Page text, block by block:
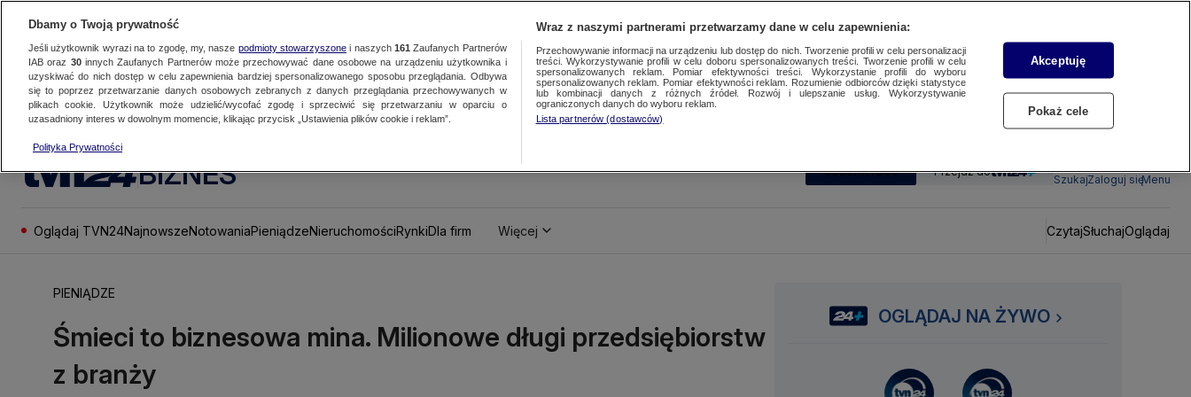
BIZNES SUBSKRYBUJ Przejdź do
SzukajZaloguj sięMenu
Oglądaj TVN24NajnowszeNotowaniaPieniądzeNieruchomościRynkiDla firm Więcej CzytajSłuchajOglądaj
PIENIĄDZE
Śmieci to biznesowa mina. Milionowe długi przedsiębiorstw
z branży
OGLĄDAJ NA ŻYWO
Dbamy o Twoją prywatność
Jeśli użytkownik wyrazi na to zgodę, my, nasze podmioty stowarzyszonei naszych 161 Zaufanych Partnerów
IAB oraz 30innych Zaufanych Partnerów może przechowywać dane osobowe na urządzeniu użytkownika i
uzyskiwać do nich dostęp w celu zapewnienia bardziej spersonalizowanego sposobu przeglądania. Odbywa
się to poprzez przetwarzanie danych osobowych zebranych z danych przeglądania przechowywanych w
plikach cookie. Użytkownik może udzielić/wycofać zgodę i sprzeciwić się przetwarzaniu w oparciu o
uzasadniony interes w dowolnym momencie, klikając przycisk „Ustawienia plików cookie i reklam”.
Polityka Prywatności
Wraz z naszymi partnerami przetwarzamy dane w celu zapewnienia:
Przechowywanie informacji na urządzeniu lub dostęp do nich. Tworzenie profili w celu personalizacji
treści. Wykorzystywanie profili w celu doboru spersonalizowanych treści. Tworzenie profili w celu
spersonalizowanych reklam. Pomiar efektywności treści. Wykorzystanie profili do wyboru
spersonalizowanych reklam. Pomiar efektywności reklam. Rozumienie odbiorców dzięki statystyce
lub kombinacji danych z różnych źródeł. Rozwój i ulepszanie usług. Wykorzystywanie
ograniczonych danych do wyboru reklam.
Lista partnerów (dostawców)
Akceptuję
Pokaż cele